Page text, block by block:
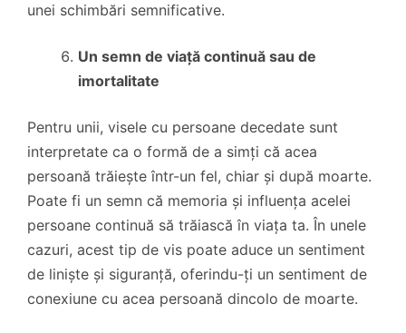
unei schimbări semnificative.
Un semn de viață continuă sau de
imortalitate
Pentru unii, visele cu persoane decedate sunt
interpretate ca o formă de a simți că acea
persoană trăiește într-un fel, chiar și după moarte.
Poate fi un semn că memoria și influența acelei
persoane continuă să trăiască în viața ta. În unele
cazuri, acest tip de vis poate aduce un sentiment
de liniște și siguranță, oferindu-ți un sentiment de
conexiune cu acea persoană dincolo de moarte.